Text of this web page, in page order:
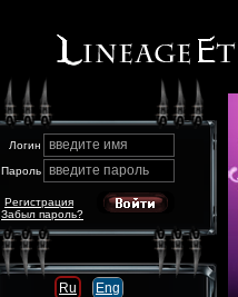
Логин введите имя
Пароль введите пароль
Забыл пароль?
Регистрация
Ru
Eng